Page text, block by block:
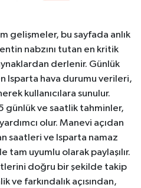
gelişmeler, bu sayfada anlık
nabzını tutan en kritik
derlenir. Günlük
Isparta hava durumu verileri,
kullanıcılara sunulur.
günlük ve saatlik tahminler,
olur. Manevi açıdan
saatleri ve Isparta namaz
uyumlu olarak paylaşılır.
doğru bir şekilde takip
ve farkındalık açısından,